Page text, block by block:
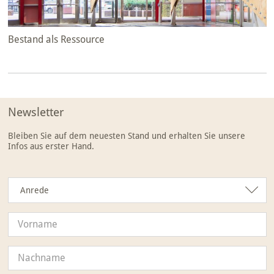
Bestand als Ressource
Newsletter
Bleiben Sie auf dem neuesten Stand und erhalten Sie unsere
Infos aus erster Hand.
Anrede